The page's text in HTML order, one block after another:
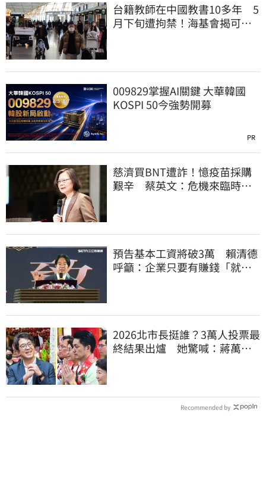
台籍教師在中國教書10多年 5
月下旬遭拘禁！海基會揭可能
009829掌握AI關鍵 大華韓國
KOSPI 50今強勢開募
PR
慈濟買BNT遭詐！憶疫苗採購
艱辛 蔡英文：危機來臨時務
預告基本工資將破3萬 賴清德
呼籲：企業只要有賺錢「就該
2026北市長挺誰？3萬人投票最
終結果出爐 她驚喊：蔣萬安
Recommended by